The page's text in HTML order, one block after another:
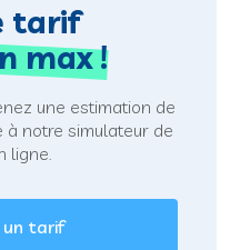
tarif
max !
une estimation de
notre simulateur de
ligne.
un tarif